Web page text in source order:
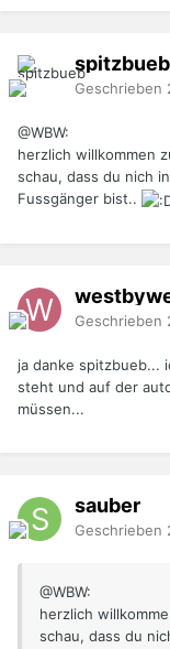
spitzbueb
Geschrieben
@WBW:
herzlich willkommen
schau, dass du nich
Fussgänger bist..
Geschrieben
ja danke spitzbueb...
steht und auf der
müssen...
sauber
Geschrieben
@WBW:
herzlich
schau, dass du